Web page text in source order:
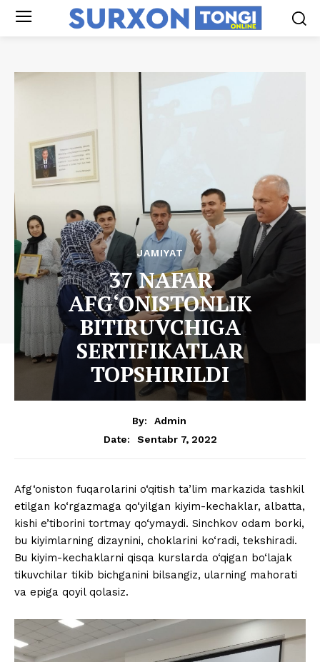
JAMIYAT
37 NAFAR
AFG‘ONISTONLIK
BITIRUVCHIGA
SERTIFIKATLAR
TOPSHIRILDI
By:
Admin
Date:
Sentabr 7, 2022
Afg‘oniston fuqarolarini o‘qitish ta’lim markazida tashkil
etilgan ko‘rgazmaga qo‘yilgan kiyim-kechaklar, albatta,
kishi e’tiborini tortmay qo‘ymaydi. Sinchkov odam borki,
bu kiyimlarning dizaynini, choklarini ko‘radi, tekshiradi.
Bu kiyim-kechaklarni qisqa kurslarda o‘qigan bo‘lajak
tikuvchilar tikib bichganini bilsangiz, ularning mahorati
va epiga qoyil qolasiz.